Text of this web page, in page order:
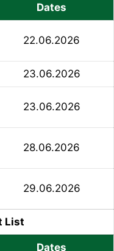
Dates
22.06.2026
23.06.2026
23.06.2026
28.06.2026
29.06.2026
List
Dates